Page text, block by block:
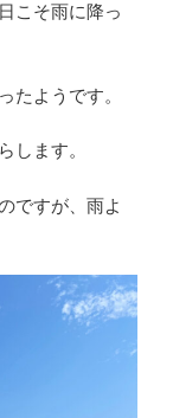
こそ雨に降っ
たようです。
します。
ですが、雨よ